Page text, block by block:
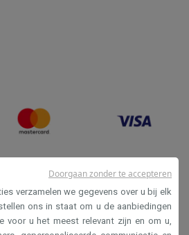
verzamelen we gegevens over u bij elk
ons in staat om u de aanbiedingen
voor u het meest relevant zijn en om u,
Doorgaan zonder te accepteren